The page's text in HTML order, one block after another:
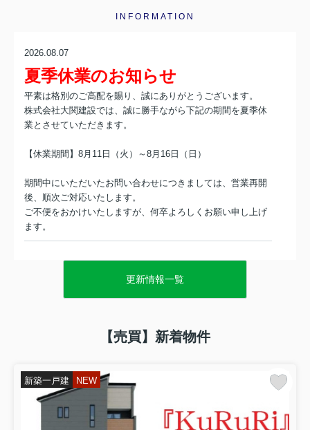
INFORMATION
2026.08.07
夏季休業のお知らせ
平素は格別のご高配を賜り、誠にありがとうございます。
株式会社大関建設では、誠に勝手ながら下記の期間を夏季休
業とさせていただきます。
【休業期間】8月11日（火）～8月16日（日）
期間中にいただいたお問い合わせにつきましては、営業再開
後、順次ご対応いたします。
ご不便をおかけいたしますが、何卒よろしくお願い申し上げ
ます。
カスタマーハラスメントの防止に関する基本方針
当社においては、お客様からいただく御意見や御要望を
要望は、サービスの改善、品質向上につながる大変重要
な機会と捉えています。
一方で、一部のお客様の言動の中には社会通念上許容さ
れる範囲を超えた言動もございます。これらは、従業員
更新情報一覧
【売買】新着物件
新築一戸建 NEW